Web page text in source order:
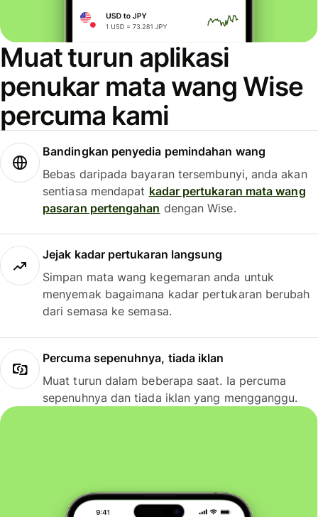
Muat turun aplikasi
penukar mata wang Wise
percuma kami
Bandingkan penyedia pemindahan wang
Bebas daripada bayaran tersembunyi, anda akan
sentiasa mendapat kadar pertukaran mata wang
pasaran pertengahan dengan Wise.
Jejak kadar pertukaran langsung
Simpan mata wang kegemaran anda untuk
menyemak bagaimana kadar pertukaran berubah
dari semasa ke semasa.
Percuma sepenuhnya, tiada iklan
Muat turun dalam beberapa saat. Ia percuma
sepenuhnya dan tiada iklan yang mengganggu.